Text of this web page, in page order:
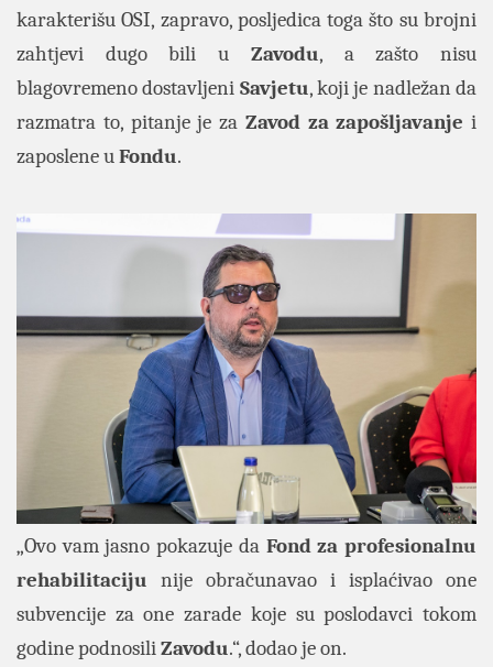
karakterišu OSI, zapravo, posljedica toga što su brojni
zahtjevi dugo bili u Zavodu, a zašto nisu
blagovremeno dostavljeni Savjetu, koji je nadležan da
razmatra to, pitanje je za Zavod za zapošljavanje i
zaposlene uFondu.
„Ovo vam jasno pokazuje da Fond za profesionalnu
rehabilitaciju nije obračunavao i isplaćivao one
subvencije za one zarade koje su poslodavci tokom
godine podnosiliZavodu.“, dodao je on.